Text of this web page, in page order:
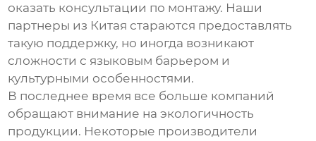
оказать консультации по монтажу. Наши
партнеры из Китая стараются предоставлять
такую поддержку, но иногда возникают
сложности с языковым барьером и
культурными особенностями.
В последнее время все больше компаний
обращают внимание на экологичность
продукции. Некоторые производители